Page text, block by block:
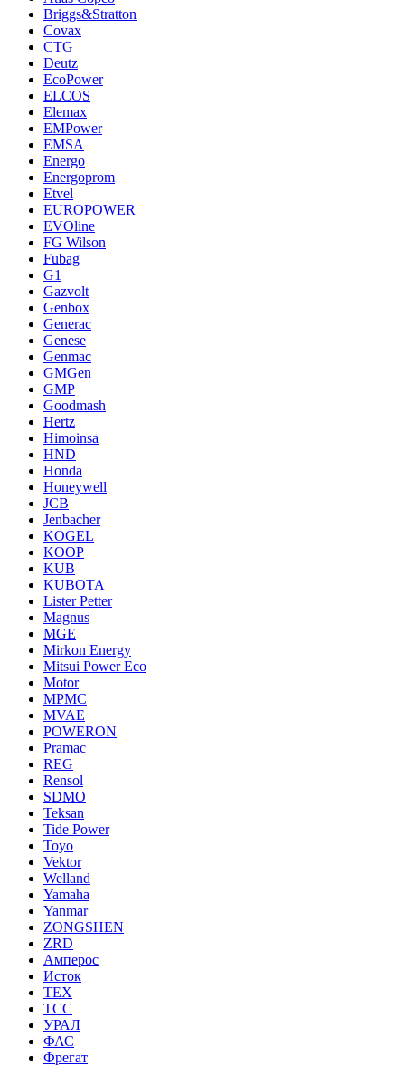
Briggs&Stratton
Covax
CTG
Deutz
EcoPower
ELCOS
Elemax
EMPower
EMSA
Energo
Energoprom
Etvel
EUROPOWER
EVOline
FG Wilson
Fubag
G1
Gazvolt
Genbox
Generac
Genese
Genmac
GMGen
GMP
Goodmash
Hertz
Himoinsa
HND
Honda
Honeywell
JCB
Jenbacher
KOGEL
KOOP
KUB
KUBOTA
Lister Petter
Magnus
MGE
Mirkon Energy
Mitsui Power Eco
Motor
MPMC
MVAE
POWERON
Pramac
REG
Rensol
SDMO
Teksan
Tide Power
Toyo
Vektor
Welland
Yamaha
Yanmar
ZONGSHEN
ZRD
Амперос
Исток
ТЕХ
ТСС
УРАЛ
ФАС
Фрегат